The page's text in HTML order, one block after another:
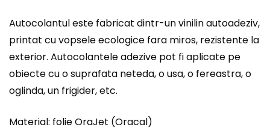
Autocolantul este fabricat dintr-un vinilin autoadeziv,
printat cu vopsele ecologice fara miros, rezistente la
exterior. Autocolantele adezive pot fi aplicate pe
obiecte cu o suprafata neteda, o usa, o fereastra, o
oglinda, un frigider, etc.
Material: folie OraJet (Oracal)